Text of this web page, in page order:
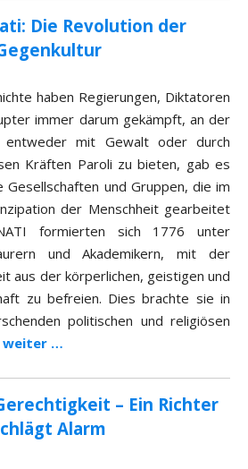
Die Revolution der
haben Regierungen, Diktatoren
immer darum gekämpft, an der
mit Gewalt oder durch
Kräften Paroli zu bieten, gab es
Gesellschaften und Gruppen, die im
der Menschheit gearbeitet
formierten sich 1776 unter
und Akademikern, mit der
aus der körperlichen, geistigen und
zu befreien. Dies brachte sie in
politischen und religiösen
weiter …
– Ein Richter
Alarm